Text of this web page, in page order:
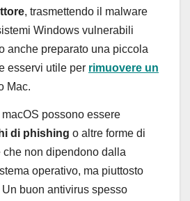
, trasmettendo il malware
Windows vulnerabili
anche preparato una piccola
esservi utile per rimuovere un
Mac.
macOS possono essere
di phishing o altre forme di
non dipendono dalla
operativo, ma piuttosto
Un buon antivirus spesso